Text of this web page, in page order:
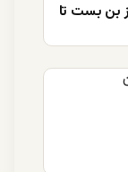
بن بست تا